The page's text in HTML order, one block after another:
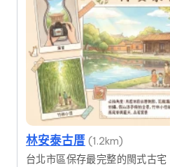
林安泰古厝 (1.2km)
台北市區保存最完整的閩式古